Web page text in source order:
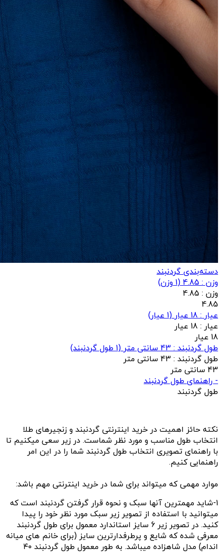
دسته‌بندی گردنبند
وزن : 4.85
(
1 وزن)
وزن : 4.85
4.85
عيار : 18 عیار
(
1 عيار)
عيار : 18 عیار
18 عیار
طول گردنبند : 43 سانتی متر
(
1 طول گردنبند)
طول گردنبند : 43 سانتی متر
43 سانتی متر
- راهنمای طول گردنبند
طول گردنبند
نکته حائز اهمیت در خرید اینترنتی گردنبند و زنجیرهای طلا
انتخاب طول مناسب و مورد نظر شماست. در زیر سعی میکنیم تا
با راهنمای تصویری انتخاب طول گردنبند شما را در این امر
راهنمایی کنیم.
موارد مهمی که میتواند برای شما در خرید اینترنتی مهم باشد:
1-شاید مهمترین آنها سبک و نحوه قرار گرفتن گردنبند است که
میتوانید با استفاده از تصویر زیر سبک مورد نظر خود را پیدا
کنید. در تصویر زیر 6 سایز استاندارد معمول برای طول گردنبند
معرفی شده که شایع و پرطرفدارترین سایز (برای خانم های میانه
اندام) مدل شاهزاده میباشد. به طور معمول
طول گردنبند ۴۰